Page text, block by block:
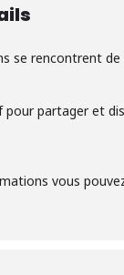
se rencontrent de
pour partager et
vous